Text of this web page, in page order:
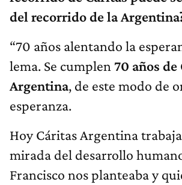
del recorrido de la
“70 años alentando la
lema. Se cumplen 70 años
Argentina, de este modo de
esperanza.
Hoy Cáritas Argentina
mirada del desarrollo
Francisco nos planteaba y